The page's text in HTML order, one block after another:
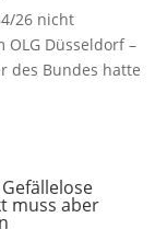
26 nicht
Düsseldorf –
des Bundes hatte
muss aber